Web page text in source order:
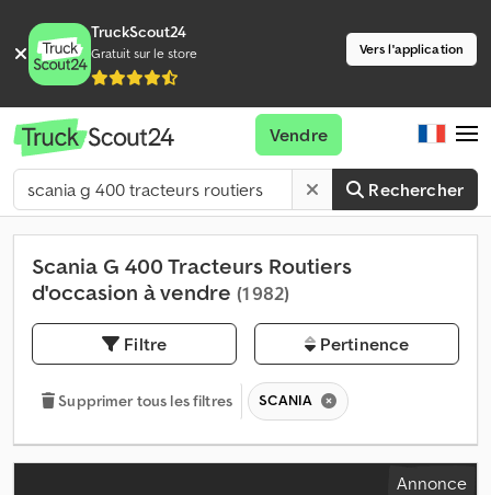
TruckScout24
Gratuit sur le store Vers l'application
Rechercher
Vendre
Scania G 400 Tracteurs Routiers
d'occasion à vendre (1 982)
Filtre Pertinence
Supprimer tous les filtres SCANIA
Annonce